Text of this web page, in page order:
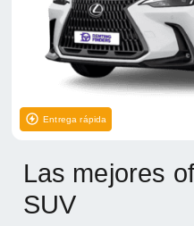
Entrega rápida
Las mejores
SUV